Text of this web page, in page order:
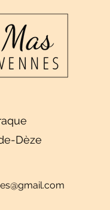
Dèze